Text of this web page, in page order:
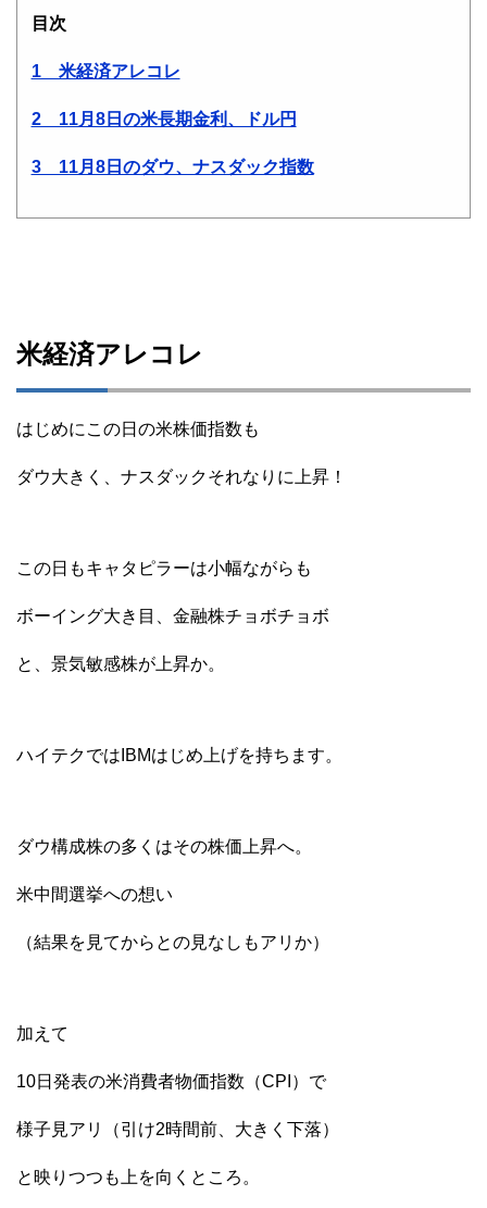
目次
1 米経済アレコレ
2 11月8日の米長期金利、ドル円
3 11月8日のダウ、ナスダック指数
米経済アレコレ
はじめにこの日の米株価指数も
ダウ大きく、ナスダックそれなりに上昇！
この日もキャタピラーは小幅ながらも
ボーイング大き目、金融株チョボチョボ
と、景気敏感株が上昇か。
ハイテクではIBMはじめ上げを持ちます。
ダウ構成株の多くはその株価上昇へ。
米中間選挙への想い
（結果を見てからとの見なしもアリか）
加えて
10日発表の米消費者物価指数（CPI）で
様子見アリ（引け2時間前、大きく下落）
と映りつつも上を向くところ。